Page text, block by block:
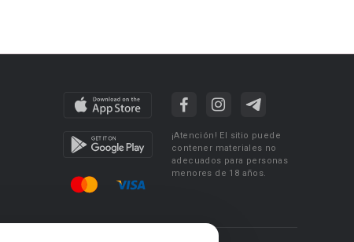
¡Atención! El sitio puede
contener materiales no
adecuados para personas
menores de 18 años.